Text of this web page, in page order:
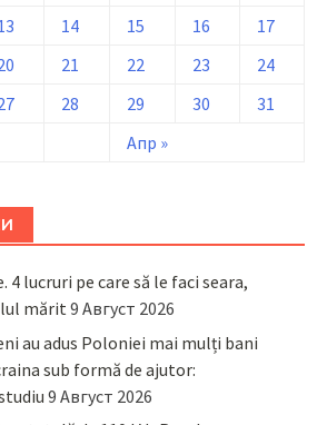
Апр »
14 15 16
17
21 22 23
24
28 29 30 31
4 lucruri pe care să le faci seara,
mărit9 Август 2026
au adus Poloniei mai mulți bani
sub formă de ajutor:
9 Август 2026